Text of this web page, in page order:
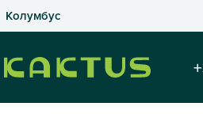
КолумбусОберіть своє місто